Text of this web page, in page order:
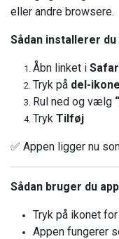
eller andre browsere.
Sådan installerer du
Åbn linket i
Tryk på del-
Rul ned og vælg
Tryk Tilføj
✅ Appen ligger nu
Sådan bruger du
Tryk på ikonet
Appen fungerer